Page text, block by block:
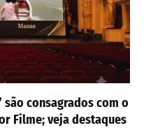
são consagrados com o
Filme; veja destaques